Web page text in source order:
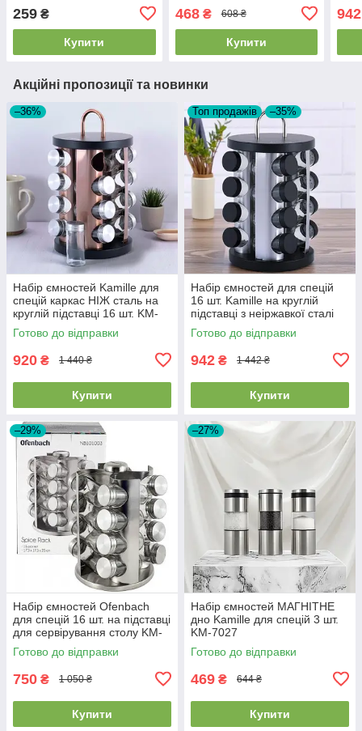
259 ₴
Купити
468₴ 608 ₴
Купити
942
Акційні пропозиції та новинки
–36%
Набір ємностей Kamille для
спецій каркас НІЖ сталь на
круглій підставці 16 шт. KM-
7041
Готово до відправки
920 ₴ 1 440 ₴
Купити
Топ продажів –35%
Набір ємностей для спецій
16 шт. Kamille на круглій
підставці з неіржавкої сталі
(KM-7043)
Готово до відправки
942 ₴ 1 442 ₴
Купити
–29%
Набір ємностей Ofenbach
для спецій 16 шт. на підставці
для сервірування столу KM-
101003
Готово до відправки
750 ₴ 1 050 ₴
Купити
–27%
Набір ємностей МАГНІТНЕ
дно Kamille для спецій 3 шт.
KM-7027
Готово до відправки
469 ₴ 644 ₴
Купити